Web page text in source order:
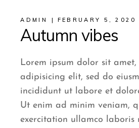
ADMIN FEBRUARY 5, 2020
Autumn vibes
Lorem ipsum dolor sit amet,
adipisicing elit, sed do
incididunt ut labore et
Ut enim ad minim veniam,
exercitation ullamco laboris